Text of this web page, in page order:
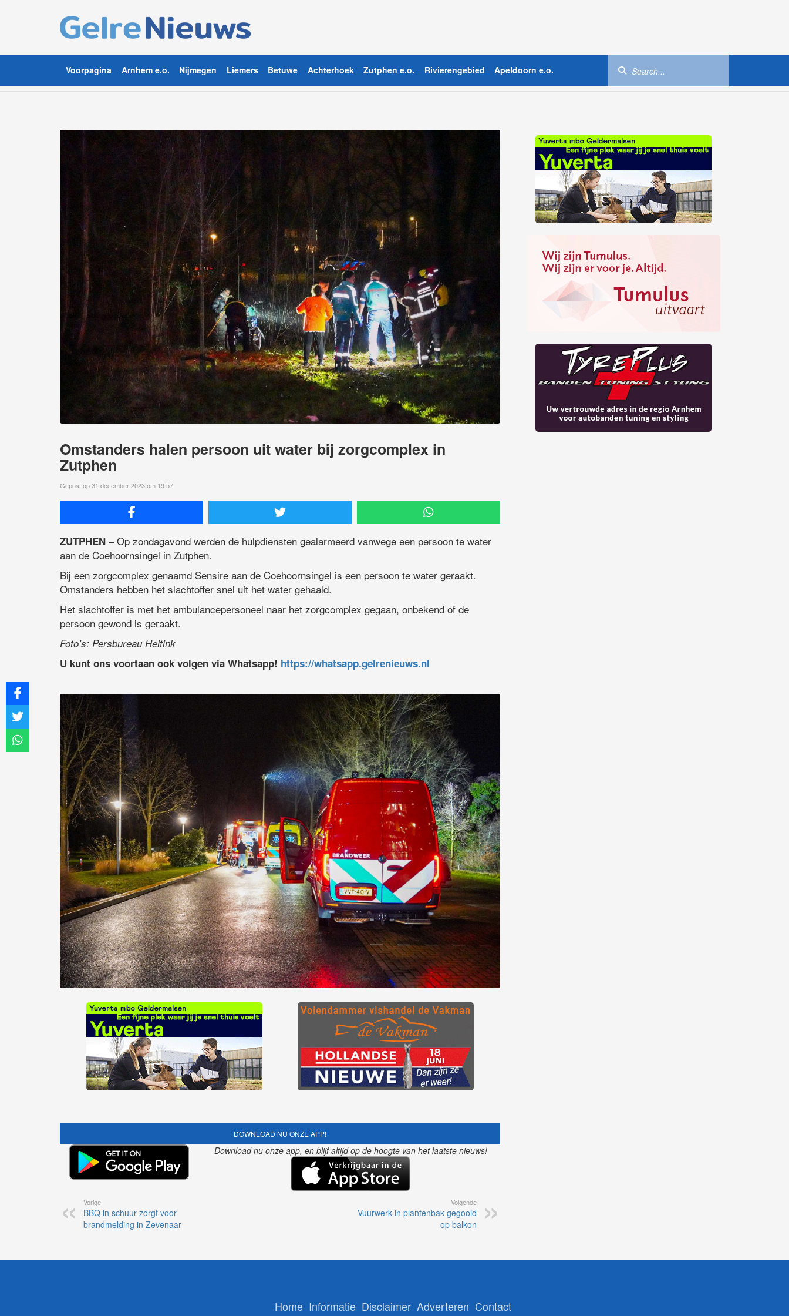
Voorpagina Arnhem e.o. Nijmegen Liemers Betuwe Achterhoek Zutphen e.o. Rivierengebied Apeldoorn e.o.
Omstanders halen persoon uit water bij zorgcomplex in
Zutphen
Gepost op 31 december 2023 om 19:57
ZUTPHEN – Op zondagavond werden de hulpdiensten gealarmeerd vanwege een persoon te water
aan de Coehoornsingel in Zutphen.
Bij een zorgcomplex genaamd Sensire aan de Coehoornsingel is een persoon te water geraakt.
Omstanders hebben het slachtoffer snel uit het water gehaald.
Het slachtoffer is met het ambulancepersoneel naar het zorgcomplex gegaan, onbekend of de
persoon gewond is geraakt.
Foto’s: Persbureau Heitink
U kunt ons voortaan ook volgen via Whatsapp! https://whatsapp.gelrenieuws.nl
DOWNLOAD NU ONZE APP!
Download nu onze app, en blijf altijd op de hoogte van het laatste nieuws!
Vorige
BBQ in schuur zorgt voor
brandmelding in Zevenaar
Volgende
Vuurwerk in plantenbak gegooid
op balkon
Home Informatie Disclaimer Adverteren Contact